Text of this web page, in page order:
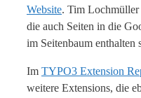
Website. Tim Lochmüller
die auch Seiten in die
im Seitenbaum enthalten
Im TYPO3 Extension
weitere Extensions, die